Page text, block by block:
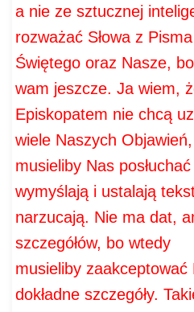
a nie ze sztucznej
rozważać Słowa z Pisma
Świętego oraz Nasze,
wam jeszcze. Ja wiem,
Episkopatem nie chcą
wiele Naszych
musieliby Nas
wymyślają i ustalają
narzucają. Nie ma dat,
szczegółów, bo wtedy
musieliby
dokładneszczegóły.